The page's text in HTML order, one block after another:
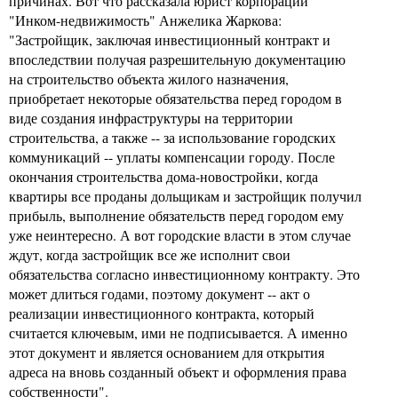
"Инком-недвижимость" Анжелика Жаркова:
"Застройщик, заключая инвестиционный контракт и
впоследствии получая разрешительную документацию
на строительство объекта жилого назначения,
приобретает некоторые обязательства перед городом в
виде создания инфраструктуры на территории
строительства, а также -- за использование городских
коммуникаций -- уплаты компенсации городу. После
окончания строительства дома-новостройки, когда
квартиры все проданы дольщикам и застройщик получил
прибыль, выполнение обязательств перед городом ему
уже неинтересно. А вот городские власти в этом случае
ждут, когда застройщик все же исполнит свои
обязательства согласно инвестиционному контракту. Это
может длиться годами, поэтому документ -- акт о
реализации инвестиционного контракта, который
считается ключевым, ими не подписывается. А именно
этот документ и является основанием для открытия
адреса на вновь созданный объект и оформления права
собственности".